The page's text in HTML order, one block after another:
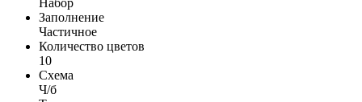
Заполнение
Частичное
Количество цветов
10
Схема
Ч/б